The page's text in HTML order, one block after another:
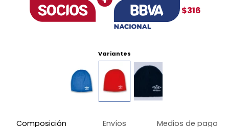
$316
Variantes
Composición Envíos Medios de pago